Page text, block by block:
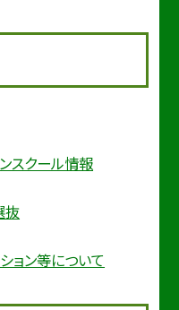
スクール情報
抜
ョン等について